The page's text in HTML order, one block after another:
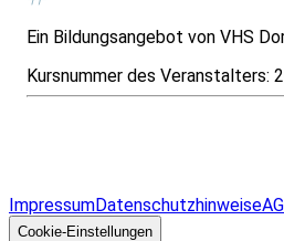
Ein Bildungsangebot von VHS
Kursnummer des Veranstalters:
ImpressumDatenschutzhinweise
Cookie-Einstellungen